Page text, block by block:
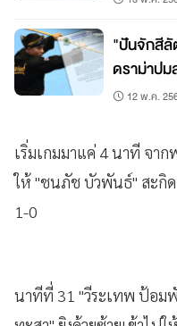
"ปันจักสีลั
ดราม่าป
12 พ.ค.
เริ่มเกมมาแค่ 4 นาที จา
ให้ "ชนภัช บัวพันธ์" สะกิ
1-0
นาทีที่ 31 "วีระเทพ ป้อม